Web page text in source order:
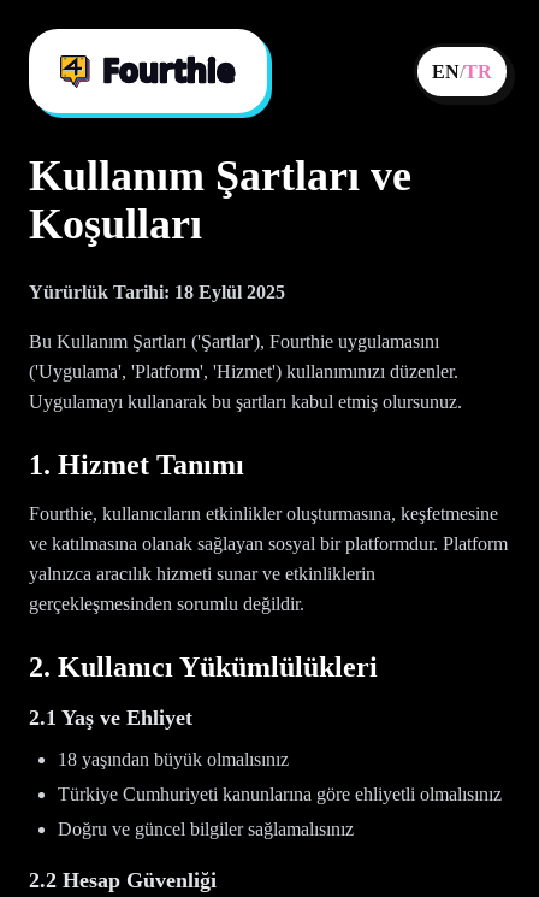
EN/TR
Kullanım Şartları ve
Koşulları
Yürürlük Tarihi: 18 Eylül 2025
Bu Kullanım Şartları ('Şartlar'), Fourthie uygulamasını
('Uygulama', 'Platform', 'Hizmet') kullanımınızı düzenler.
Uygulamayı kullanarak bu şartları kabul etmiş olursunuz.
1. Hizmet Tanımı
Fourthie, kullanıcıların etkinlikler oluşturmasına, keşfetmesine
ve katılmasına olanak sağlayan sosyal bir platformdur. Platform
yalnızca aracılık hizmeti sunar ve etkinliklerin
gerçekleşmesinden sorumlu değildir.
2. Kullanıcı Yükümlülükleri
2.1 Yaş ve Ehliyet
18 yaşından büyük olmalısınız
Türkiye Cumhuriyeti kanunlarına göre ehliyetli olmalısınız
Doğru ve güncel bilgiler sağlamalısınız
2.2 Hesap Güvenliği